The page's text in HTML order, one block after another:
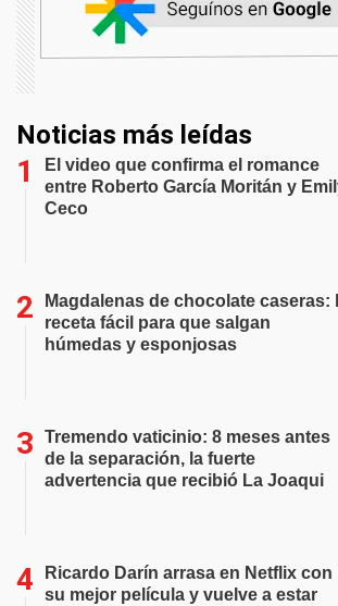
Noticias más leídas
El video que confirma el romance
entre Roberto García Moritán y
Ceco
Magdalenas de chocolate caseras:
receta fácil para que salgan
húmedas y esponjosas
Tremendo vaticinio: 8 meses antes
de la separación, la fuerte
advertencia que recibió La Joaqui
Ricardo Darín arrasa en Netflix con
su mejor película y vuelve a estar